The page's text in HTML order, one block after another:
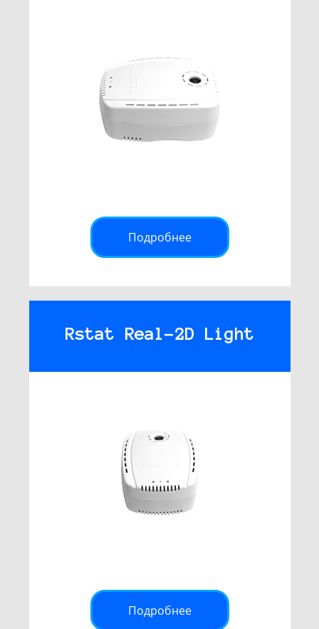
Подробнее
Rstat Real-2D Light
Подробнее